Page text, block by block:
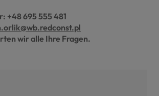
+48 695 555 481
wir alle Ihre Fragen.